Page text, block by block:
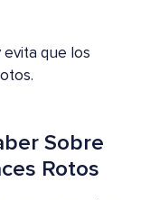
que los
Sobre
Rotos